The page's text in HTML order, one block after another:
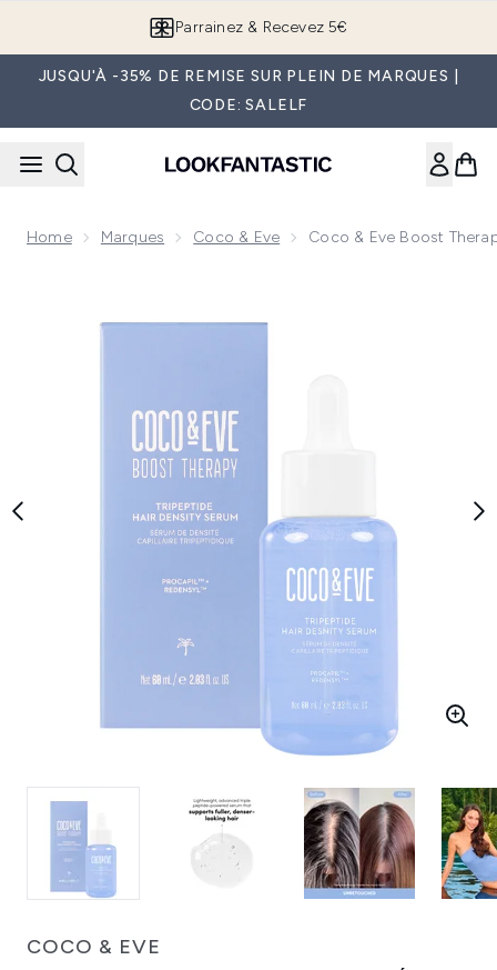
Parrainez & Recevez 5€
JUSQU'À -35% DE REMISE SUR PLEIN DE MARQUES |
CODE: SALELF
Home Marques Coco & Eve Coco & Eve Boost
COCO & EVE